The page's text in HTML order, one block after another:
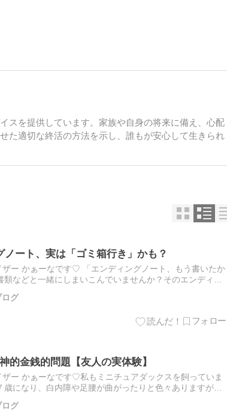
スを提供しています。家族や自身の将来に備え、心配
た適切な終活の方法を示し、誰もが安心して生きられ
ノート、実は「ゴミ箱行き」かも？
ー かぁーなです♡ 「エンディングノート、もう書いたか
などと一緒にしまいこんでいませんか？そのエンディン
ログ
的金銭的問題【友人の実体験】
ー かぁーなです♡私もミニチュアダックスを飼っていま
になり、白内障や足腰が曲がったりと色々ありますが、
ログ